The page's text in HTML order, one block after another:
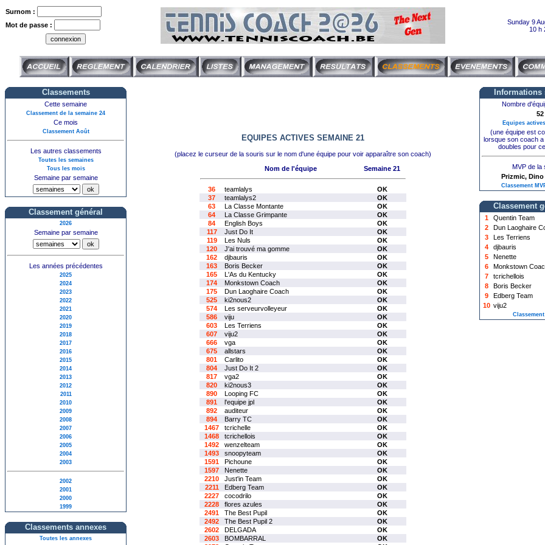
Surnom :
Mot de passe :
Sunday 9
10 h
Classements
Cette semaine
Classement de la semaine 24
Ce mois
Classement Août
Les autres classements
Toutes les semaines
Tous les mois
Semaine par semaine
Classement général
2026
Semaine par semaine
Les années précédentes
2025
2024
2023
2022
2021
2020
2019
2018
2017
2016
2015
2014
2013
2012
2011
2010
2009
2008
2007
2006
2005
2004
2003
2002
2001
2000
1999
Classements annexes
Toutes les annexes
EQUIPES ACTIVES SEMAINE 21
(placez le curseur de la souris sur le nom d'une équipe pour voir apparaître son coach)
Nom de l'équipe
Semaine 21
36 teamlalys
OK
37
teamlalys2
OK
63
La Classe Montante
OK
64
La Classe Grimpante
OK
84
English Boys
OK
117
Just Do It
OK
119
Les Nuls
OK
120
J'ai trouvé ma gomme
OK
162
djbauris
OK
163
Boris Becker
OK
165
L'As du Kentucky
OK
174
Monkstown Coach
OK
175
Dun Laoghaire Coach
OK
525
ki2nous2
OK
574
Les serveurvolleyeur
OK
586
viju
OK
603
Les Terriens
OK
607
viju2
OK
666
vga
OK
675
allstars
OK
801
Carlito
OK
804
Just Do It 2
OK
817
vga2
OK
820
ki2nous3
OK
890
Looping FC
OK
891
l'equipe jpl
OK
892
auditeur
OK
894
Barry TC
OK
1467
tcrichelle
OK
1468
tcrichellois
OK
1492
wenzelteam
OK
1493
snoopyteam
OK
1591
Pichoune
OK
1597
Nenette
OK
2210
Just'in Team
OK
2211
Edberg Team
OK
2227
cocodrilo
OK
2228
flores azules
OK
2491
The Best Pupil
OK
2492
The Best Pupil 2
OK
2602
DELGADA
OK
2603
BOMBARRAL
OK
Informations
Nombre
52
Equipes
(une équipe est
lorsque son coach
doubles pour
MVP de la
Prizmic, Dino
Classement
Classement
1 Quentin Team
2
Dun Laoghaire
3
Les Terriens
4
djbauris
5
Nenette
6
Monkstown
7
tcrichellois
8
Boris Becker
9
Edberg Team
10 viju2